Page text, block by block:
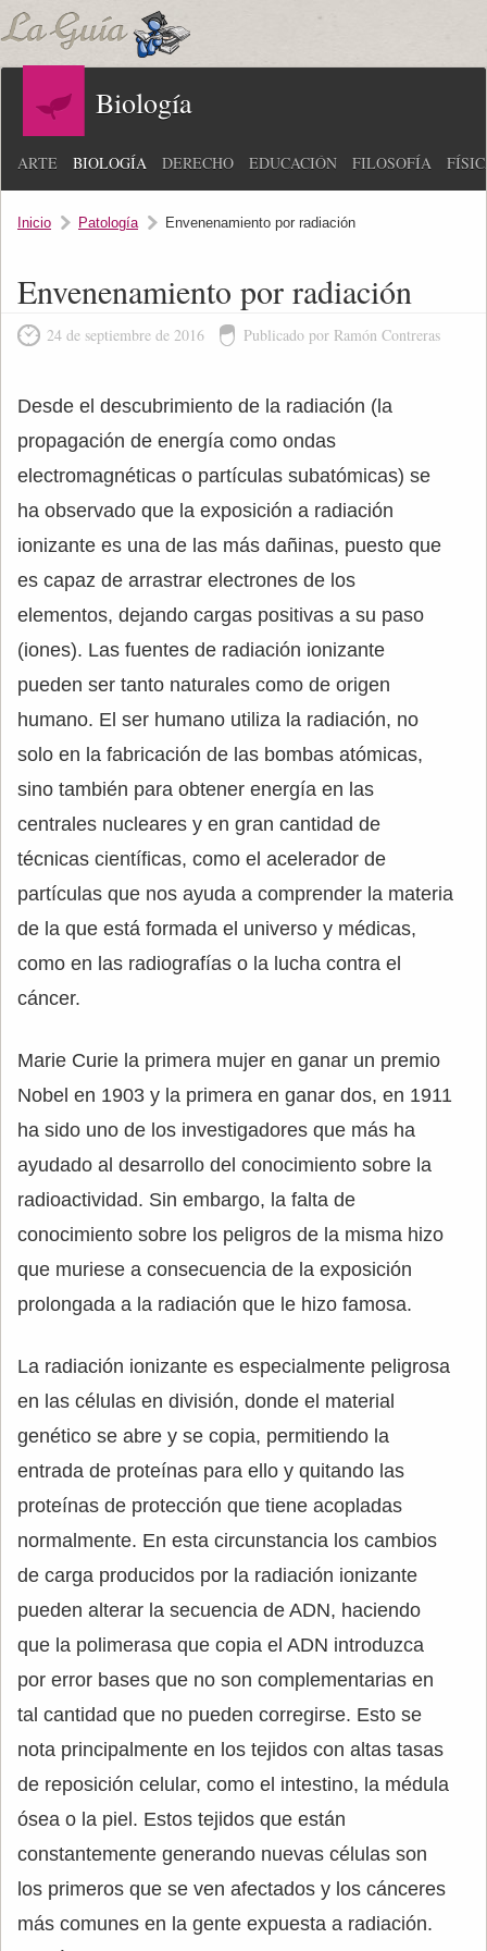
Biología
ARTE BIOLOGÍA DERECHO EDUCACIÓN FILOSOFÍA
Inicio Patología Envenenamiento por radiación
Envenenamiento por radiación
24 de septiembre de 2016 Publicado por Ramón Contreras
Desde el descubrimiento de la radiación (la
propagación de energía como ondas
electromagnéticas o partículas subatómicas) se
ha observado que la exposición a radiación
ionizante es una de las más dañinas, puesto que
es capaz de arrastrar electrones de los
elementos, dejando cargas positivas a su paso
(iones). Las fuentes de radiación ionizante
pueden ser tanto naturales como de origen
humano. El ser humano utiliza la radiación, no
solo en la fabricación de las bombas atómicas,
sino también para obtener energía en las
centrales nucleares y en gran cantidad de
técnicas científicas, como el acelerador de
partículas que nos ayuda a comprender la materia
de la que está formada el universo y médicas,
como en las radiografías o la lucha contra el
cáncer.
Marie Curie la primera mujer en ganar un premio
Nobel en 1903 y la primera en ganar dos, en 1911
ha sido uno de los investigadores que más ha
ayudado al desarrollo del conocimiento sobre la
radioactividad. Sin embargo, la falta de
conocimiento sobre los peligros de la misma hizo
que muriese a consecuencia de la exposición
prolongada a la radiación que le hizo famosa.
La radiación ionizante es especialmente peligrosa
en las células en división, donde el material
genético se abre y se copia, permitiendo la
entrada de proteínas para ello y quitando las
proteínas de protección que tiene acopladas
normalmente. En esta circunstancia los cambios
de carga producidos por la radiación ionizante
pueden alterar la secuencia de ADN, haciendo
que la polimerasa que copia el ADN introduzca
por error bases que no son complementarias en
tal cantidad que no pueden corregirse. Esto se
nota principalmente en los tejidos con altas tasas
de reposición celular, como el intestino, la médula
ósea o la piel. Estos tejidos que están
constantemente generando nuevas células son
los primeros que se ven afectados y los cánceres
más comunes en la gente expuesta a radiación.